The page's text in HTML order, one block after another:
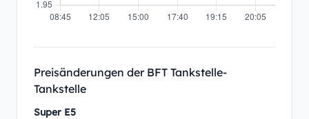
Preisänderungen der BFT Tankstelle-
Tankstelle
Super E5